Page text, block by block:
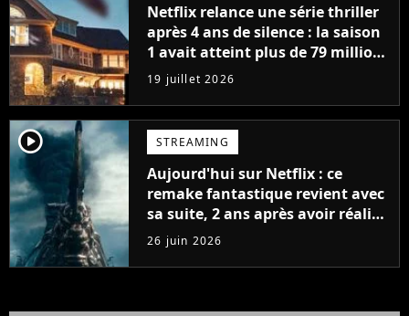
Netflix relance une série thriller
après 4 ans de silence : la saison
1 avait atteint plus de 79 millions
de vues
19 juillet 2026
player2 STREAMING
Aujourd'hui sur Netflix : ce
remake fantastique revient avec
sa suite, 2 ans après avoir réalisé
60 millions de vues et régné 6
semaines dans le Top 10
26 juin 2026